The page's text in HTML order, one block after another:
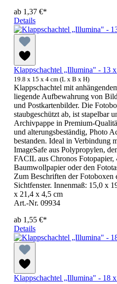
ab 1,37 €*
Details
Klappschachtel „Illumina" - 13
19.8 x 15 x 4 cm (L x B x H)
Klappschachtel mit
liegende Aufbewahrung von
und Postkartenbilder. Die
staubgeschützt ab, ist stapelbar
Archivpappe in Premium-
und alterungsbeständig, Photo
bestanden. Ideal in Verbindung
ImageSafe aus Polypropylen,
FACIL aus Chronos
Baumwollpapier oder den
Zum Beschriften der
Sichtfenster. Innenmaß: 15,0 x
x 21,4 x 4,5 cm
Art.-Nr. 09934
ab 1,55 €*
Details
Klappschachtel „Illumina" - 18